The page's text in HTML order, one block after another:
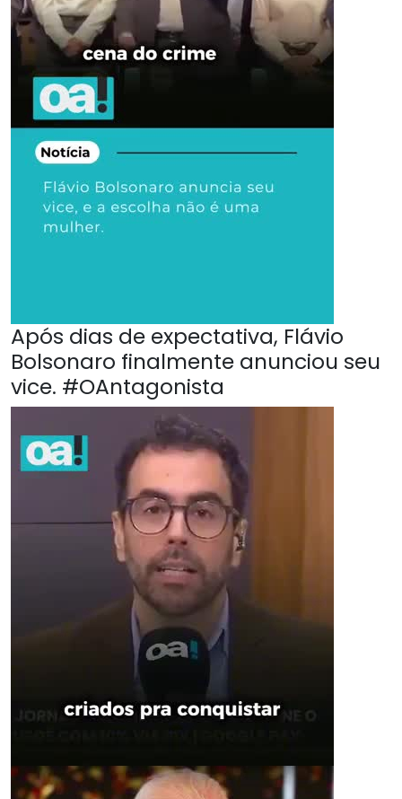
Após dias de expectativa, Flávio
Bolsonaro finalmente anunciou seu
vice. #OAntagonista